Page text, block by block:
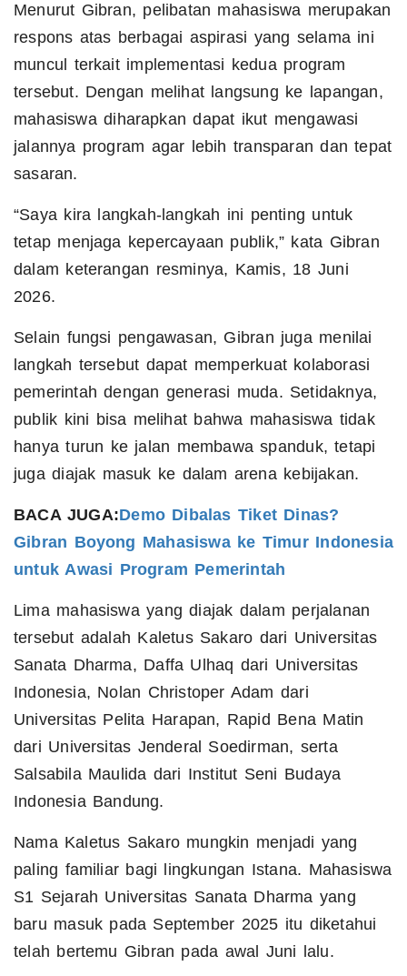
Menurut Gibran, pelibatan mahasiswa merupakan
respons atas berbagai aspirasi yang selama ini
muncul terkait implementasi kedua program
tersebut. Dengan melihat langsung ke lapangan,
mahasiswa diharapkan dapat ikut mengawasi
jalannya program agar lebih transparan dan tepat
sasaran.
“Saya kira langkah-langkah ini penting untuk
tetap menjaga kepercayaan publik,” kata Gibran
dalam keterangan resminya, Kamis, 18 Juni
2026.
Selain fungsi pengawasan, Gibran juga menilai
langkah tersebut dapat memperkuat kolaborasi
pemerintah dengan generasi muda. Setidaknya,
publik kini bisa melihat bahwa mahasiswa tidak
hanya turun ke jalan membawa spanduk, tetapi
juga diajak masuk ke dalam arena kebijakan.
BACA JUGA:Demo Dibalas Tiket Dinas?
Gibran Boyong Mahasiswa ke Timur Indonesia
untuk Awasi Program Pemerintah
Lima mahasiswa yang diajak dalam perjalanan
tersebut adalah Kaletus Sakaro dari Universitas
Sanata Dharma, Daffa Ulhaq dari Universitas
Indonesia, Nolan Christoper Adam dari
Universitas Pelita Harapan, Rapid Bena Matin
dari Universitas Jenderal Soedirman, serta
Salsabila Maulida dari Institut Seni Budaya
Indonesia Bandung.
Nama Kaletus Sakaro mungkin menjadi yang
paling familiar bagi lingkungan Istana. Mahasiswa
S1 Sejarah Universitas Sanata Dharma yang
baru masuk pada September 2025 itu diketahui
telah bertemu Gibran pada awal Juni lalu.